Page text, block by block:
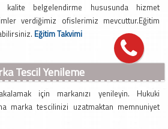
belgelendirme hususunda hizmet
verdiğimiz ofislerimiz mevcuttur.Eğitim
Eğitim Takvimi
Tescil Yenileme
için markanızı yenileyin. Hukuki
marka tescilinizi uzatmaktan memnuniyet